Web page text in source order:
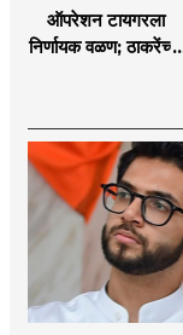
ऑपरेशन टायगरला
निर्णायक वळण; ठाकरेंच्या
विलीन होण्याचा प्रस्ताव?